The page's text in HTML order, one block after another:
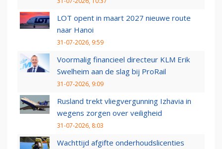
LOT opent in maart 2027 nieuwe route
naar Hanoi
31-07-2026, 9:59
Voormalig financieel directeur KLM Erik
Swelheim aan de slag bij ProRail
31-07-2026, 9:09
Rusland trekt vliegvergunning Izhavia in
wegens zorgen over veiligheid
31-07-2026, 8:03
Wachttijd afgifte onderhoudslicenties